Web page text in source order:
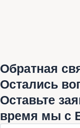
Обратная
Остались
Оставьте
время мы с